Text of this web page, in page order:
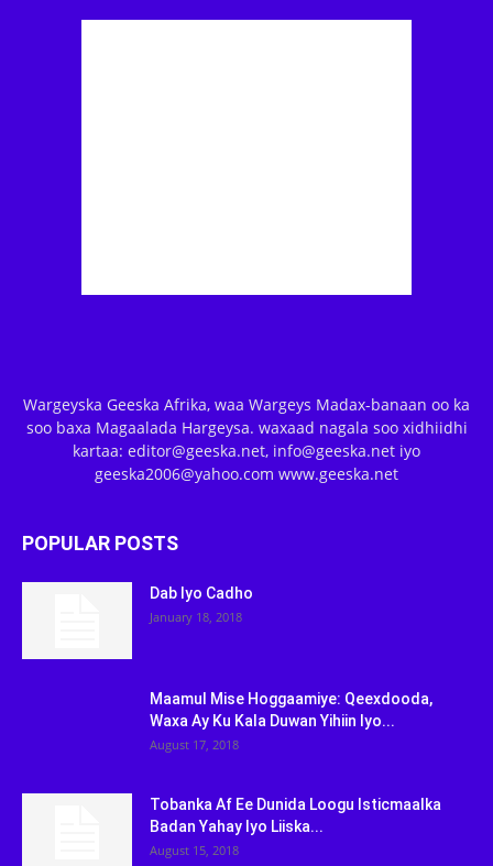
Wargeyska Geeska Afrika, waa Wargeys Madax-banaan oo ka
soo baxa Magaalada Hargeysa. waxaad nagala soo xidhiidhi
kartaa: editor@geeska.net, info@geeska.net iyo
geeska2006@yahoo.com www.geeska.net
POPULAR POSTS
Dab Iyo Cadho
January 18, 2018
Maamul Mise Hoggaamiye: Qeexdooda,
Waxa Ay Ku Kala Duwan Yihiin Iyo...
August 17, 2018
Tobanka Af Ee Dunida Loogu Isticmaalka
Badan Yahay Iyo Liiska...
August 15, 2018